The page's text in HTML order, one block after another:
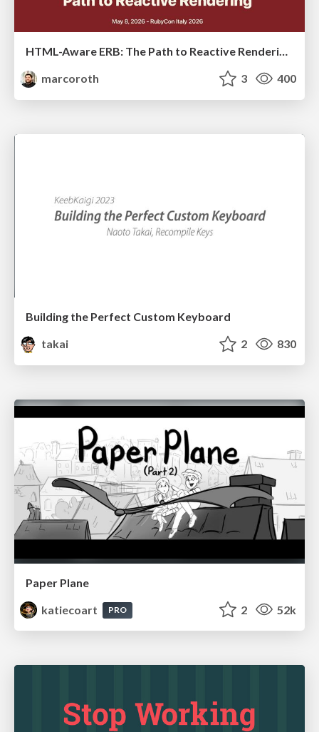
marcoroth
3 400
Building the Perfect Custom Keyboard
takai
2 830
Paper Plane
katiecoart
PRO 2 52k